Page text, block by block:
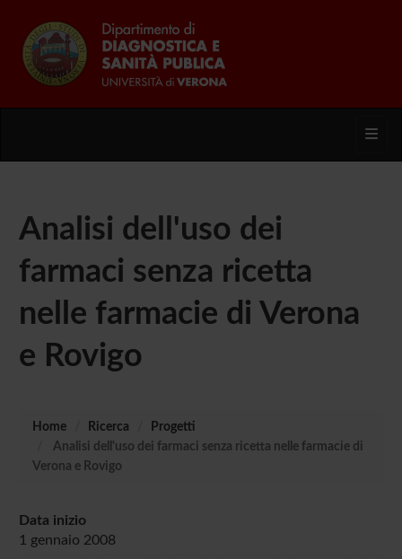
Analisi dell'uso dei
farmaci senza ricetta
nelle farmacie di Verona
e Rovigo
Home Ricerca
Progetti
Analisi dell'uso dei farmaci senza ricetta nelle farmacie di
Verona e Rovigo
Data inizio
1 gennaio 2008